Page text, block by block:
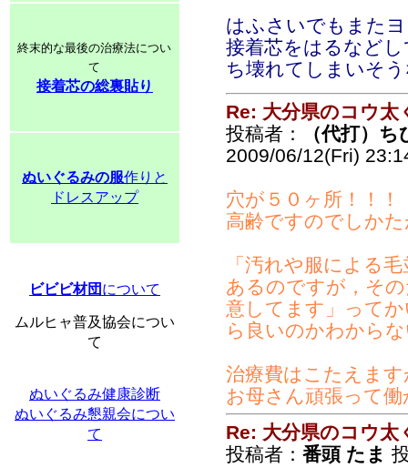
終末的な最後の治療法につい
て
接着芯の総裏貼り
ぬいぐるみの服作りと
ドレスアップ
ビビビ材団 について
ムルヒャ普及協会につい
て
ぬいぐるみ健康診断
ぬいぐるみ懇親会につい
て
はふさいでもまた
接着芯をはるなど
ち壊れてしまいそ
Re: 大分県のコウ太
投稿者：
（代打）
2009/06/12(Fri)
穴が５０ヶ所！！！
高齢ですのでしか
「汚れや服による
あるのですが，そ
意してます」って
ら良いのかわから
治療費はこたえま
お母さん頑張って
Re: 大分県のコウ太
投稿者： 番頭 たま